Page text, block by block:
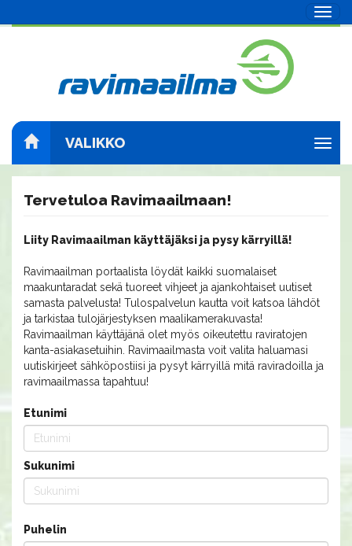
VALIKKO
Tervetuloa Ravimaailmaan!
Liity Ravimaailman käyttäjäksi ja pysy kärryillä!
Ravimaailman portaalista löydät kaikki suomalaiset
maakuntaradat sekä tuoreet vihjeet ja ajankohtaiset uutiset
samasta palvelusta! Tulospalvelun kautta voit katsoa lähdöt
ja tarkistaa tulojärjestyksen maalikamerakuvasta!
Ravimaailman käyttäjänä olet myös oikeutettu raviratojen
kanta-asiakasetuihin. Ravimaailmasta voit valita haluamasi
uutiskirjeet sähköpostiisi ja pysyt kärryillä mitä raviradoilla ja
ravimaailmassa tapahtuu!
Etunimi
Sukunimi
Puhelin